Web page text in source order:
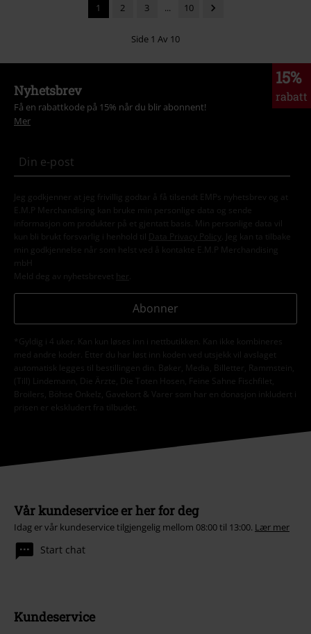
1 2 3 ... 10
Side 1 Av 10
15%
rabatt
Nyhetsbrev
Få en rabattkode på 15% når du blir abonnent!
Mer
Jeg godkjenner at jeg frivillig godtar å få tilsendt EMPs nyhetsbrev og at
E.M.P Merchandising kan bruke min personlige data og sende
informasjon om produkter på et gjentatt basis. Min personlige data vil
kun bli brukt forsvarlig i henhold til
Data Privacy Policy
. Jeg kan ta tilbake
min godkjennelse når som helst ved å kontakte E.M.P Merchandising
mbH
Meld deg av nyhetsbrevet her
Abonner
*Gyldig i 4 uker. Kan kun løses inn i nettbutikken. Kan ikke kombineres
med andre koder. Etter du har løst inn koden ved utsjekk vil avslaget
automatisk legges til bestillingen din. Bøker, Media, Billetter, Rammstein,
(Till) Lindemann, Die Ärzte, Die Toten Hosen, Feine Sahne Fischfilet,
Broilers, Böhse Onkelz, Gavekort & Varer som har en donasjon inkludert i
prisen er ekskludert fra tilbudet.
Vår kundeservice er her for deg
Idag er vår kundeservice tilgjengelig mellom 08:00 til 13:00. Lær mer
Start chat
Kundeservice